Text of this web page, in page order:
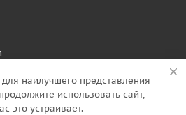
для наилучшего представления
использовать сайт,
это устраивает.